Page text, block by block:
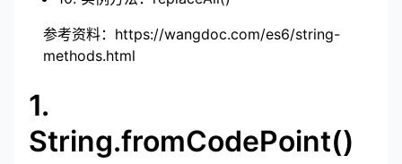
参考资料： https://wangdoc.com/es6/string-
methods.html
1.
String.fromCodePoint()